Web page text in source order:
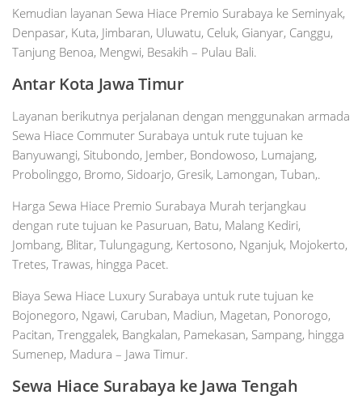
Kemudian layanan Sewa Hiace Premio Surabaya ke Seminyak,
Denpasar, Kuta, Jimbaran, Uluwatu, Celuk, Gianyar, Canggu,
Tanjung Benoa, Mengwi, Besakih – Pulau Bali.
Antar Kota Jawa Timur
Layanan berikutnya perjalanan dengan menggunakan armada
Sewa Hiace Commuter Surabaya untuk rute tujuan ke
Banyuwangi, Situbondo, Jember, Bondowoso, Lumajang,
Probolinggo, Bromo, Sidoarjo, Gresik, Lamongan, Tuban,.
Harga Sewa Hiace Premio Surabaya Murah terjangkau
dengan rute tujuan ke Pasuruan, Batu, Malang Kediri,
Jombang, Blitar, Tulungagung, Kertosono, Nganjuk, Mojokerto,
Tretes, Trawas, hingga Pacet.
Biaya Sewa Hiace Luxury Surabaya untuk rute tujuan ke
Bojonegoro, Ngawi, Caruban, Madiun, Magetan, Ponorogo,
Pacitan, Trenggalek, Bangkalan, Pamekasan, Sampang, hingga
Sumenep, Madura – Jawa Timur.
Sewa Hiace Surabaya ke Jawa Tengah